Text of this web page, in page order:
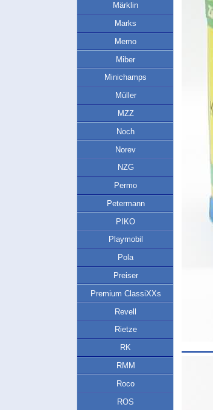
Märklin
Marks
Memo
Miber
Minichamps
Müller
MZZ
Noch
Norev
NZG
Permo
Petermann
PIKO
Playmobil
Pola
Preiser
Premium ClassiXXs
Revell
Rietze
RK
RMM
Roco
ROS